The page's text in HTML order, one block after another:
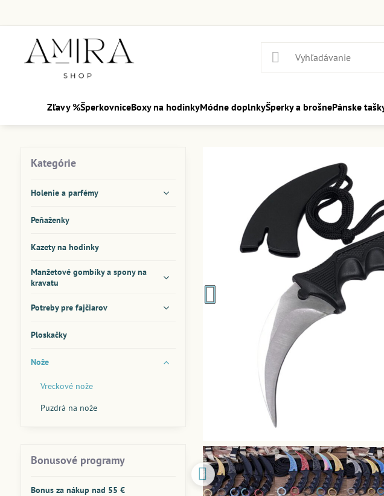
Zľavy %ŠperkovniceBoxy na hodinkyMódne doplnkyŠperky a brošnePánske
Kategórie
Holenie a parfémy
Peňaženky
Kazety na hodinky
Manžetové gombíky a spony na
kravatu
Potreby pre fajčiarov
Ploskačky
Nože
Vreckové nože
Puzdrá na nože
Bonusové programy
Bonus za nákup nad 55 €